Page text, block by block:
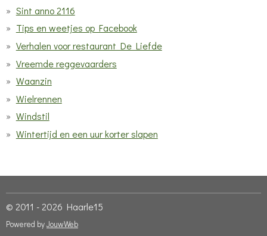
Sint anno 2116
Tips en weetjes op Facebook
Verhalen voor restaurant De Liefde
Vreemde reggevaarders
Waanzin
Wielrennen
Windstil
Wintertijd en een uur korter slapen
© 2011 - 2026 Haarle15
Powered byJouwWeb